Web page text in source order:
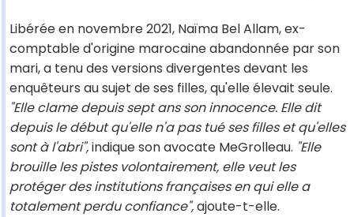
Libérée en novembre 2021, Naïma Bel Allam, ex-
comptable d'origine marocaine abandonnée par son
mari, a tenu des versions divergentes devant les
enquêteurs au sujet de ses filles, qu'elle élevait seule.
"Elle clame depuis sept ans son innocence. Elle dit
depuis le début qu'elle n'a pas tué ses filles et qu'elles
sont à l'abri",indique son avocate MeGrolleau. "Elle
brouille les pistes volontairement, elle veut les
protéger des institutions françaises en qui elle a
totalement perdu confiance",ajoute-t-elle.